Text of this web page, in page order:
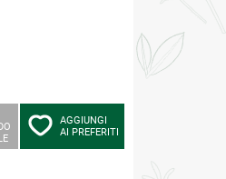
AGGIUNGI
AI PREFERITI